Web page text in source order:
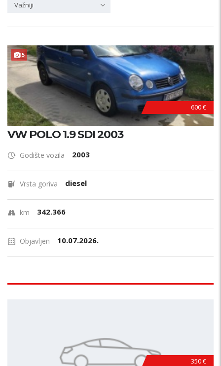
PRETRAŽI
Važniji
5
600 €
VW POLO 1.9 SDI 2003
Godište vozila 2003
Vrsta goriva diesel
km 342.366
Objavljen 10.07.2026.
350 €